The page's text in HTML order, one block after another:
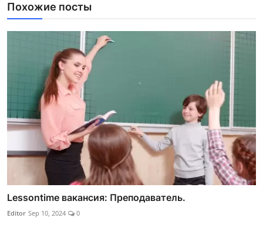
Похожие посты
Lessontime вакансия: Преподаватель.
Editor Sep 10, 2024 0